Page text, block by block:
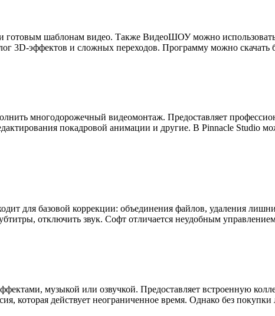
готовым шаблонам видео. Также ВидеоШОУ можно
3D-эффектов и сложных переходов. Программу можно скачать
многодорожечный видеомонтаж. Предоставляет
покадровой анимации и другие. В Pinnacle Studio
для базовой коррекции: объединения файлов, удаления
отключить звук. Софт отличается неудобным
музыкой или озвучкой. Предоставляет встроенную
которая действует неограниченное время. Однако без